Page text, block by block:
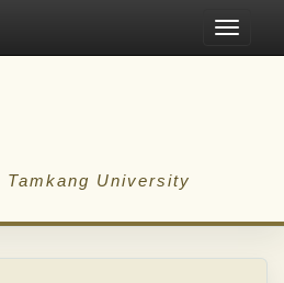
Toggle
Tamkang University